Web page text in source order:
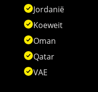
Jordanië
Koeweit
Oman
Qatar
VAE